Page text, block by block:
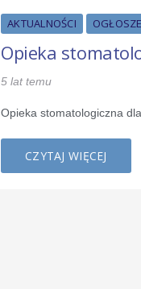
AKTUALNOŚCI
Opieka
5 lat temu
Opieka stomatologiczna
CZYTAJ WIĘCEJ